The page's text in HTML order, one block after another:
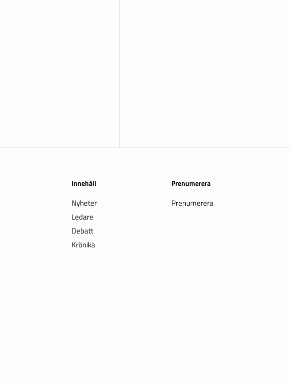
Innehåll
Nyheter
Ledare
Debatt
Krönika
Prenumerera
Prenumerera